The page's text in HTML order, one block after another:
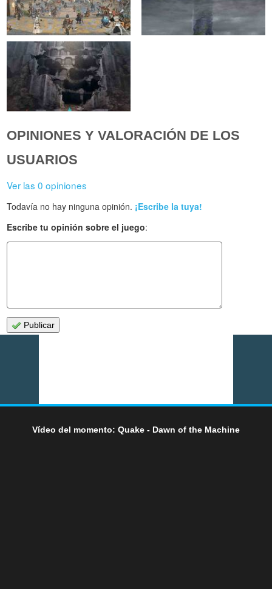
OPINIONES Y VALORACIÓN DE LOS
USUARIOS
Ver las 0 opiniones
Todavía no hay ninguna opinión. ¡Escribe la tuya!
Escribe tu opinión sobre el juego:
Publicar
Vídeo del momento: Quake - Dawn of the Machine